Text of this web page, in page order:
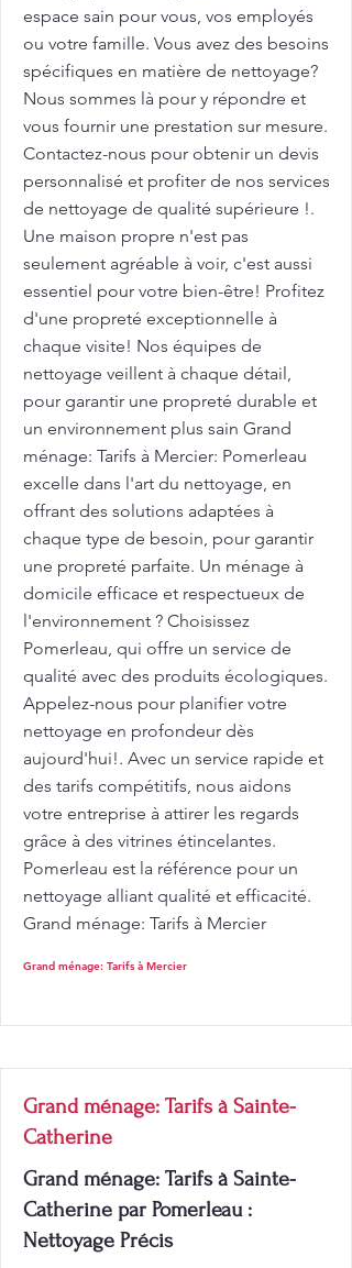
espace sain pour vous, vos employés
ou votre famille. Vous avez des besoins
spécifiques en matière de nettoyage?
Nous sommes là pour y répondre et
vous fournir une prestation sur mesure.
Contactez-nous pour obtenir un devis
personnalisé et profiter de nos services
de nettoyage de qualité supérieure !.
Une maison propre n'est pas
seulement agréable à voir, c'est aussi
essentiel pour votre bien-être! Profitez
d'une propreté exceptionnelle à
chaque visite! Nos équipes de
nettoyage veillent à chaque détail,
pour garantir une propreté durable et
un environnement plus sain Grand
ménage: Tarifs à Mercier: Pomerleau
excelle dans l'art du nettoyage, en
offrant des solutions adaptées à
chaque type de besoin, pour garantir
une propreté parfaite. Un ménage à
domicile efficace et respectueux de
l'environnement ? Choisissez
Pomerleau, qui offre un service de
qualité avec des produits écologiques.
Appelez-nous pour planifier votre
nettoyage en profondeur dès
aujourd'hui!. Avec un service rapide et
des tarifs compétitifs, nous aidons
votre entreprise à attirer les regards
grâce à des vitrines étincelantes.
Pomerleau est la référence pour un
nettoyage alliant qualité et efficacité.
Grand ménage: Tarifs à Mercier
Grand ménage: Tarifs à Mercier
Grand ménage: Tarifs à Sainte-
Catherine
Grand ménage: Tarifs à Sainte-
Catherine par Pomerleau :
Nettoyage Précis